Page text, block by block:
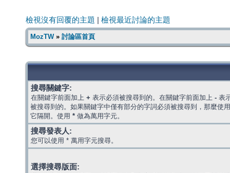
檢視沒有回覆的主題 檢視最近討論的主題
MozTW» 討論區首頁
搜尋關鍵字:
在關鍵字前面加上 + 表示必須被搜尋到的。在關鍵字前面加上 - 表
被搜尋到的。如果關鍵字中僅有部分的字詞必須被搜尋到，那麼使
它隔開。使用 * 做為萬用字元。
搜尋發表人:
您可以使用 * 萬用字元搜尋。
選擇搜尋版面: